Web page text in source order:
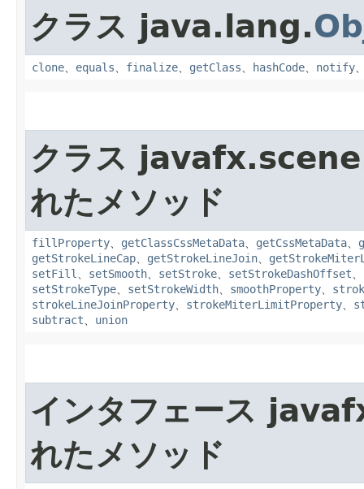
クラス java.lang.
clone、 equals、 finalize、 getClass、 hashCode、 notify
クラス
れたメソッド
fillProperty、 getClassCssMetaData、 getCssMetaData、
getStrokeLineCap、 getStrokeLineJoin、
setFill、 setSmooth、 setStroke、 setStrokeDashOffset、
setStrokeType、 setStrokeWidth、 smoothProperty、
strokeLineJoinProperty、 strokeMiterLimitProperty、
subtract、 union
インタフェース
れたメソッド